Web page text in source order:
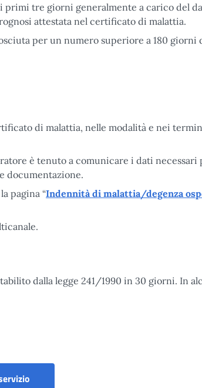
tre giorni generalmente a carico del
attestata nel certificato di malattia.
per un numero superiore a 180 giorni
di malattia, nelle modalità e nei
è tenuto a comunicare i dati necessari
documentazione.
pagina “Indennità di malattia/degenza
dalla legge 241/1990 in 30 giorni. In
Sportello malattia a pagamento diretto